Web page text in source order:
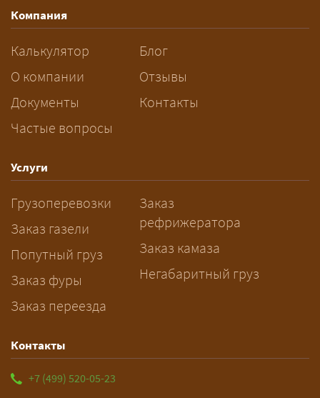
км: ваш груз едет в машине,
следующей по маршруту, а вы
платите только за своё место. Сроки
при этом дольше, чем у отдельной
машины.
Как заказать грузоперевозку?
— Оставьте заявку с маршрутом,
датой и параметрами груза — логист
рассчитает стоимость за 5–10 минут
и подберёт машину. Все условия и
цена фиксируются в договоре;
оплата после доставки, перед
выгрузкой.
Компания
Калькулятор
О компании
Документы
Частые вопросы
Блог
Отзывы
Контакты
Услуги
Грузоперевозки
Заказ газели
Попутный груз
Заказ фуры
Заказ переезда
Заказ
рефрижератора
Заказ камаза
Негабаритный груз
Контакты
+7 (499) 520-05-23